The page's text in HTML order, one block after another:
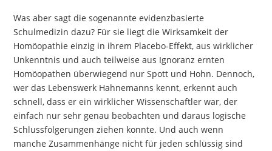
Was aber sagt die sogenannte evidenzbasierte
Schulmedizin dazu? Für sie liegt die Wirksamkeit der
Homöopathie einzig in ihrem Placebo-Effekt, aus wirklicher
Unkenntnis und auch teilweise aus Ignoranz ernten
Homöopathen überwiegend nur Spott und Hohn. Dennoch,
wer das Lebenswerk Hahnemanns kennt, erkennt auch
schnell, dass er ein wirklicher Wissenschaftler war, der
einfach nur sehr genau beobachten und daraus logische
Schlussfolgerungen ziehen konnte. Und auch wenn
manche Zusammenhänge nicht für jeden schlüssig sind